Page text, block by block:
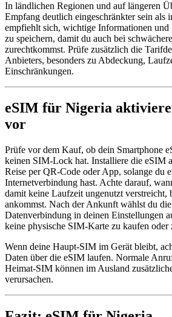
In ländlichen Regionen und auf längeren
Empfang deutlich eingeschränkter sein als
empfiehlt sich, wichtige Informationen
zu speichern, damit du auch bei
zurechtkommst. Prüfe zusätzlich die
Anbieters, besonders zu Abdeckung,
Einschränkungen.
eSIM für Nigeria
vor
Prüfe vor dem Kauf, ob dein Smartphone
keinen SIM-Lock hat. Installiere die eSIM
Reise per QR-Code oder App, solange du
Internetverbindung hast. Achte darauf,
damit keine Laufzeit ungenutzt verstreicht,
ankommst. Nach der Ankunft wählst du
Datenverbindung in deinen Einstellungen
keine physische SIM-Karte zu kaufen oder
Wenn deine Haupt-SIM im Gerät bleibt,
Daten über die eSIM laufen. Normale
Heimat-SIM können im Ausland
verursachen.